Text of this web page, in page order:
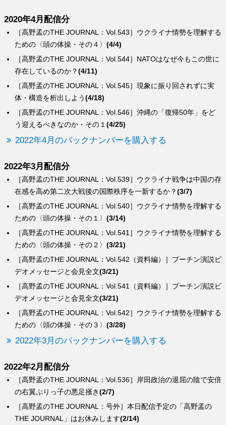
2020年4月配信分
［高野孟のTHE JOURNAL：Vol.546］沖縄の「復帰50年」をど
う迎えるべきなのか・その１(4/25)
［高野孟のTHE JOURNAL：Vol.545］現象に振り回されずに実
体・構造を析出しよう(4/18)
［高野孟のTHE JOURNAL：Vol.544］NATOはなぜ今もこの世に
存在しているのか？(4/11)
［高野孟のTHE JOURNAL：Vol.543］ウクライナ情勢を理解する
ための〈頭の体操・その４〉(4/4)
2022年4月のバックナンバーを購入する
2022年3月配信分
［高野孟のTHE JOURNAL：Vol.542］ウクライナ情勢を理解する
ための〈頭の体操・その３〉(3/28)
［高野孟のTHE JOURNAL：Vol.541（資料編）］プーチン演説ビ
デオメッセージと会見全文(3/21)
［高野孟のTHE JOURNAL：Vol.542（資料編）］プーチン演説ビ
デオメッセージと会見全文(3/21)
［高野孟のTHE JOURNAL：Vol.541］ウクライナ情勢を理解する
ための〈頭の体操・その２〉(3/21)
［高野孟のTHE JOURNAL：Vol.540］ウクライナ情勢を理解する
ための〈頭の体操・その１〉(3/14)
［高野孟のTHE JOURNAL：Vol.539］ウクライナ戦争は中国の存
在感を高め第二次大戦後の国際秩序を一新するか？(3/7)
2022年3月のバックナンバーを購入する
2022年2月配信分
［高野孟のTHE JOURNAL：号外］本日配信予定の「高野孟の
THE JOURNAL」はお休みします(2/14)
［高野孟のTHE JOURNAL：Vol.536］岸田政治の退屈の陰で安倍
の右翼ぶりっ子の悪足掻き(2/7)